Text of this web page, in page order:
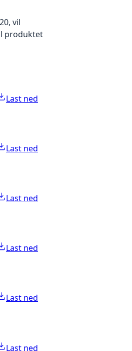
vil
produktet
Last ned
Last ned
Last ned
Last ned
Last ned
Last ned